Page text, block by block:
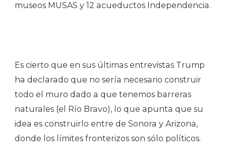
museos MUSAS y 12 acueductos Independencia.
Es cierto que en sus últimas entrevistas Trump
ha declarado que no sería necesario construir
todo el muro dado a que tenemos barreras
naturales (el Río Bravo), lo que apunta que su
idea es construirlo entre de Sonora y Arizona,
donde los límites fronterizos son sólo políticos.